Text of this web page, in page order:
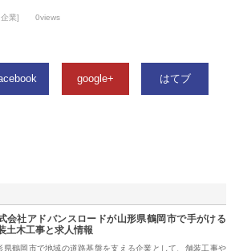
業] 0views
google+ はてブ
会社アドバンスロードが山形県鶴岡市で手がける
土木工事と求人情報
県鶴岡市で地域の道路基盤を支える企業として、舗装工事や